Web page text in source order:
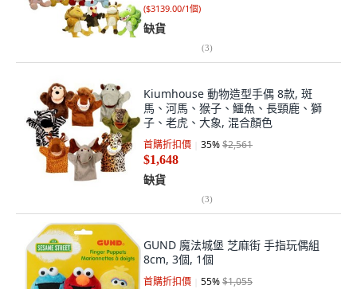
($3139.00/1個)
缺貨
(3)
Kiumhouse 動物造型手偶 8款, 斑
馬、河馬、猴子、鱷魚、長頸鹿、獅
子、老虎、大象, 混合顏色
首購折扣價 35%$2,561
$1,648
缺貨
(3)
GUND 魔法城堡 芝麻街 手指玩偶組
8cm, 3個, 1個
首購折扣價 55%$1,055